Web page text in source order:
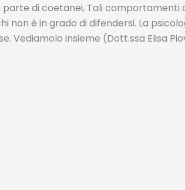
di coetanei, Tali
non è in grado di difendersi. La
Vediamolo insieme (Dott.ssa Elisa